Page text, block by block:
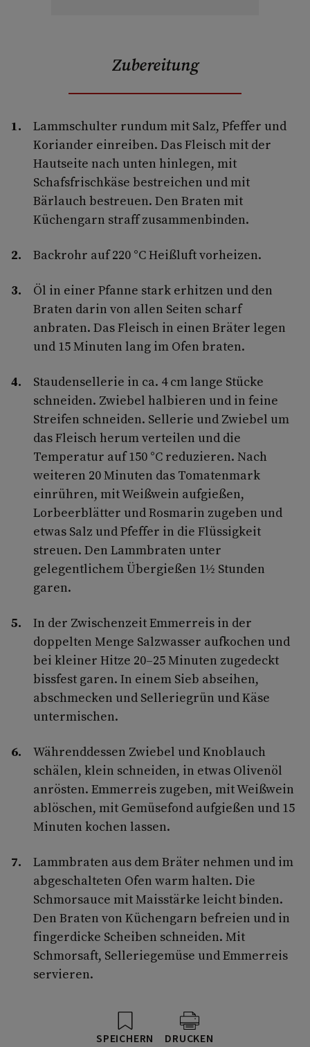
Zubereitung
Lammschulter rundum mit Salz, Pfeffer und
Koriander einreiben. Das Fleisch mit der
Hautseite nach unten hinlegen, mit
Schafsfrischkäse bestreichen und mit
Bärlauch bestreuen. Den Braten mit
Küchengarn straff zusammenbinden.
Backrohr auf 220 °C Heißluft vorheizen.
Öl in einer Pfanne stark erhitzen und den
Braten darin von allen Seiten scharf
anbraten. Das Fleisch in einen Bräter legen
und 15 Minuten lang im Ofen braten.
Staudensellerie in ca. 4 cm lange Stücke
schneiden. Zwiebel halbieren und in feine
Streifen schneiden. Sellerie und Zwiebel um
das Fleisch herum verteilen und die
Temperatur auf 150 °C reduzieren. Nach
weiteren 20 Minuten das Tomatenmark
einrühren, mit Weißwein aufgießen,
Lorbeerblätter und Rosmarin zugeben und
etwas Salz und Pfeffer in die Flüssigkeit
streuen. Den Lammbraten unter
gelegentlichem Übergießen 1½ Stunden
garen.
In der Zwischenzeit Emmerreis in der
doppelten Menge Salzwasser aufkochen und
bei kleiner Hitze 20–25 Minuten zugedeckt
bissfest garen. In einem Sieb abseihen,
abschmecken und Selleriegrün und Käse
untermischen.
Währenddessen Zwiebel und Knoblauch
schälen, klein schneiden, in etwas Olivenöl
anrösten. Emmerreis zugeben, mit Weißwein
ablöschen, mit Gemüsefond aufgießen und 15
Minuten kochen lassen.
Lammbraten aus dem Bräter nehmen und im
abgeschalteten Ofen warm halten. Die
Schmorsauce mit Maisstärke leicht binden.
Den Braten von Küchengarn befreien und in
fingerdicke Scheiben schneiden. Mit
Schmorsaft, Selleriegemüse und Emmerreis
servieren.
SPEICHERN DRUCKEN